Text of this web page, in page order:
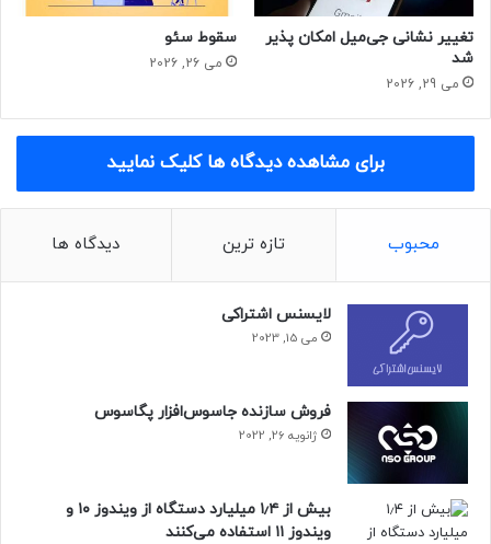
نیوزلن: شاد نرم افزار حریم خصوصی آموزش آنلاین
تغییر نشانی جی‌میل امکان پذیر
شد
می 29, 2026
سقوط سئو
می 26, 2026
برای مشاهده دیدگاه ها کلیک نمایید
محبوب تازه ترین دیدگاه ها
لایسنس اشتراکی
می 15, 2023
فروش سازنده جاسوس‌افزار پگاسوس
ژانویه 26, 2022
بیش از ۱٫۴ میلیارد دستگاه از ویندوز ۱۰ و
ویندوز ۱۱ استفاده می‌کنند